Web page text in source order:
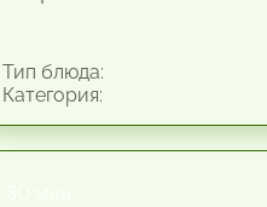
блюда: